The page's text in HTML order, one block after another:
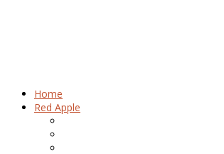
Home
Red Apple